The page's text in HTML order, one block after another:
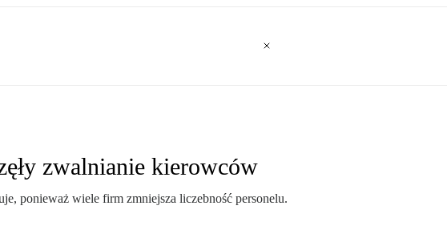
zwalnianie kierowców
ponieważ wiele firm zmniejsza liczebność personelu.